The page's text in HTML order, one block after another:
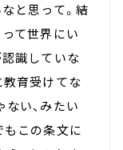
と思って。結
て世界にい
識していな
教育受けてな
い、みたい
もこの条文に